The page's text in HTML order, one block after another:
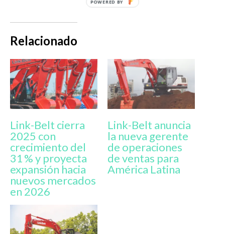
Relacionado
Link-Belt cierra
2025 con
crecimiento del
31 % y proyecta
expansión hacia
nuevos mercados
en 2026
Link-Belt anuncia
la nueva gerente
de operaciones
de ventas para
América Latina